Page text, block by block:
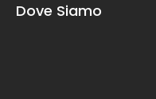
Dove Siamo